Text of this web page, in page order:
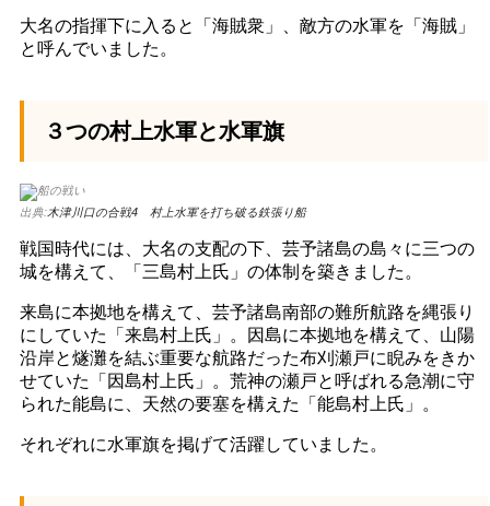
大名の指揮下に入ると「海賊衆」、敵方の水軍を「海賊」
と呼んでいました。
３つの村上水軍と水軍旗
出典:木津川口の合戦4 村上水軍を打ち破る鉄張り船
戦国時代には、大名の支配の下、芸予諸島の島々に三つの
城を構えて、「三島村上氏」の体制を築きました。
来島に本拠地を構えて、芸予諸島南部の難所航路を縄張り
にしていた「来島村上氏」。因島に本拠地を構えて、山陽
沿岸と燧灘を結ぶ重要な航路だった布刈瀬戸に睨みをきか
せていた「因島村上氏」。荒神の瀬戸と呼ばれる急潮に守
られた能島に、天然の要塞を構えた「能島村上氏」。
それぞれに水軍旗を掲げて活躍していました。